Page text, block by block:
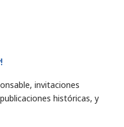
invitaciones
históricas, y